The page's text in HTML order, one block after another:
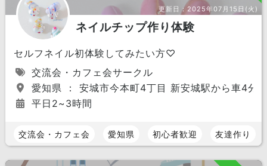
更新日：2025年07月15日(火)
ネイルチップ作り体験
セルフネイル初体験してみたい方♡
交流会・カフェ会サークル
愛知県 ： 安城市今本町4丁目 新安城駅から車4分
平日2~3時間
交流会・カフェ会 愛知県 初心者歓迎 友達作り